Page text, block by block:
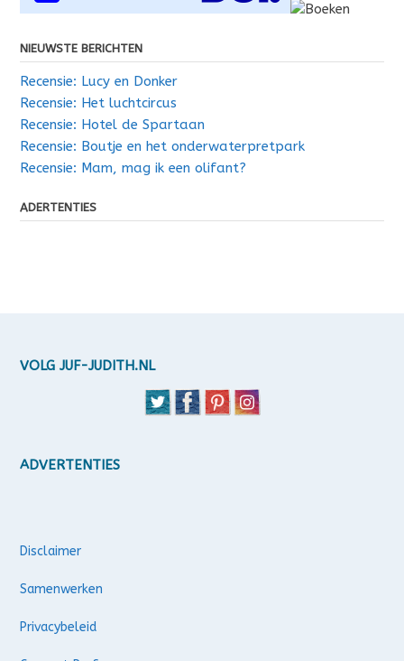
NIEUWSTE BERICHTEN
Recensie: Lucy en Donker
Recensie: Het luchtcircus
Recensie: Hotel de Spartaan
Recensie: Boutje en het onderwaterpretpark
Recensie: Mam, mag ik een olifant?
ADERTENTIES
VOLG JUF-JUDITH.NL
ADVERTENTIES
Disclaimer
Samenwerken
Privacybeleid